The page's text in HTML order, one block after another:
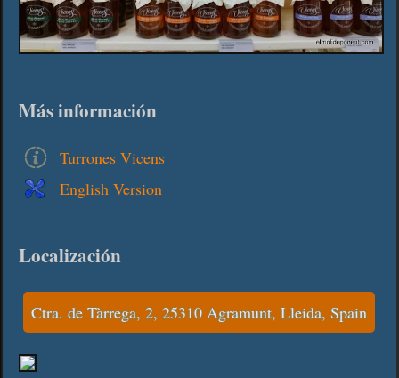
Más información
Turrones Vicens
English Version
Localización
Ctra. de Tàrrega, 2, 25310 Agramunt, Lleida, Spain